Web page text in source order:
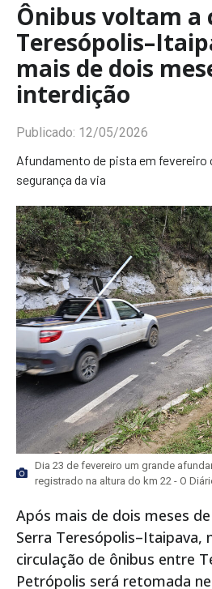
Ônibus voltam a
mais de dois
interdição
Publicado: 12/05/2026
Afundamento de pista em fevereiro
segurança da via
Dia 23 de fevereiro um grande
registrado na altura do km 22 - O
Após mais de dois meses
Serra Teresópolis–Itaipava,
circulação de ônibus entre
Petrópolis será retomada